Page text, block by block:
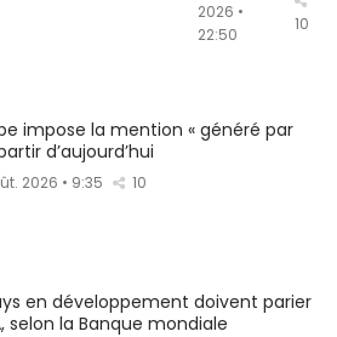
2026 •
22:50
10
impose la mention « généré par
d’aujourd’hui
2026 • 9:35 10
en développement doivent parier
selon la Banque mondiale